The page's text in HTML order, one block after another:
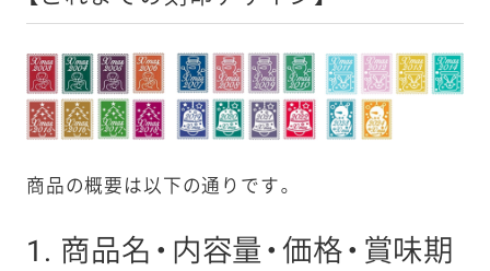
商品の概要は以下の通りです。
1. 商品名・内容量・価格・賞味期